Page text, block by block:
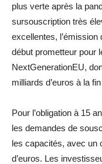
plus verte après la
sursouscription très
excellentes, l’émission
début prometteur pour
NextGenerationEU,
milliards d’euros à la
Pour l’obligation à 15
les demandes de
les capacités, avec un
d’euros. Les